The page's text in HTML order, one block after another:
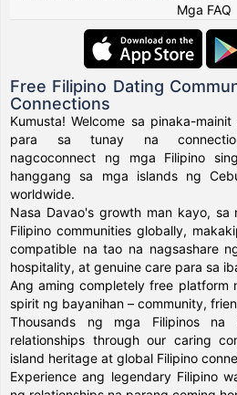
Mga FAQ
Free Filipino Dating
Connections
Kumusta! Welcome sa pinaka-
para sa tunay na
nagcoconnect ng mga Filipino
hanggang sa mga islands ng
worldwide.
Nasa Davao's growth man kayo, sa
Filipino communities globally,
compatible na tao na nagsashare
hospitality, at genuine care para sa
Ang aming completely free platform
spirit ng bayanihan – community,
Thousands ng mga Filipinos na
relationships through our caring
island heritage at global Filipino
Experience ang legendary Filipino